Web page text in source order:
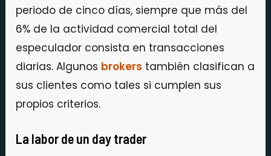
periodo de cinco días, siempre que más del
6% de la actividad comercial total del
especulador consista en transacciones
diarias. Algunos brokers también clasifican a
sus clientes como tales si cumplen sus
propios criterios.
La labor de un day trader